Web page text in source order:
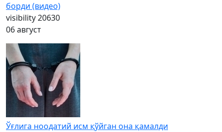
борди (видео)
visibility20630
06 август
Ўғлига ноодатий исм қўйган она қамалди